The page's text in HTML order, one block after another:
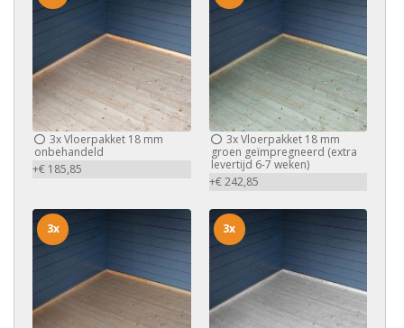
3xVloerpakket 18 mm
onbehandeld
+€ 185,85
3xVloerpakket 18 mm
groen geïmpregneerd (extra
levertijd 6-7 weken)
+€ 242,85
3x 3x